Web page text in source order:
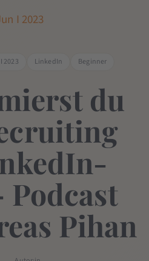
I 2023
2023 LinkedIn Beginner
du
Podcast
Pihan